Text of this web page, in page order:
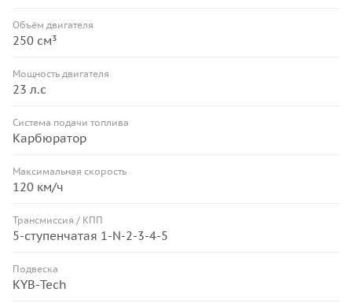
Объём двигателя
250 см³
Мощность двигателя
23 л.с
Система подачи топлива
Карбюратор
Максимальная скорость
120 км/ч
Трансмиссия / КПП
5-ступенчатая 1-N-2-3-4-5
Подвеска
KYB-Tech